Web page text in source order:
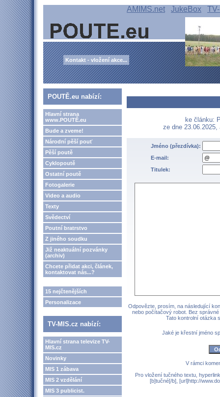
AMIMS.net JukeBox
Kontakt - vložení akce...
POUTĚ.eu nabízí:
Hlavní strana
www.POUTĚ.eu
Bude a zveme!
Národní pěší pouť
Pěší poutě
Cyklopoutě
Ostatní poutě
Fotogalerie
Video a audio
Texty
Svědectví
Poutní bratrstvo
Z jiného soudku
Již neaktuální pozvánky
(archiv)
Chcete přidat akci, článek,
kontaktovat nás...?
15 nejčtenějších
Personalizace
TV-MIS.cz nabízí:
Hlavní strana televize TV-
MIS.cz
Novinky
MIS 1 zábava
MIS 2 vzdělání
MIS 3 publicist.
ke článku:
ze dne
Jméno (přezdívka):
E-mail:
Titulek:
Odpovězte, prosím, na následující
nebo počítačový robot. Bez
Tato kontrolní otázka
Jaké je křestní jméno
V rámci
Pro vložení tučného textu,
[b]tučné[/b], [url]http://